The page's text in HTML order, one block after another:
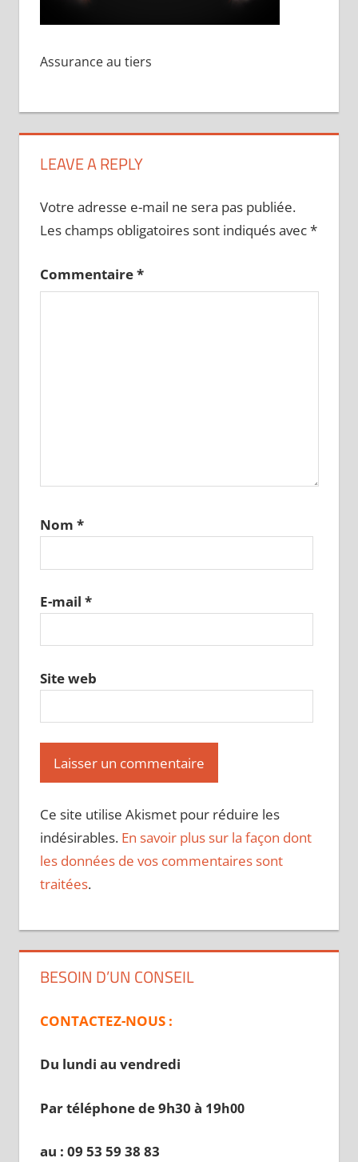
Assurance au tiers
LEAVE A REPLY
Votre adresse e-mail ne sera pas publiée.
Les champs obligatoires sont indiqués avec*
Commentaire*
Nom *
E-mail *
Site web
Ce site utilise Akismet pour réduire les
indésirables. En savoir plus sur la façon dont
les données de vos commentaires sont
traitées.
BESOIN D’UN CONSEIL
CONTACTEZ-NOUS :
Du lundi au vendredi
Par téléphone de 9h30 à 19h00
au : 09 53 59 38 83